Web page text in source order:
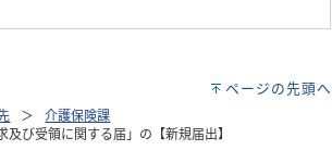
ページの先頭へ
介護保険課
及び受領に関する届」の【新規届出】